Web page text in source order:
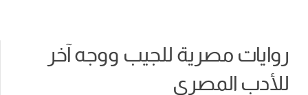
روايات مصرية للجيب ووجه آخر
للأدب المصرى